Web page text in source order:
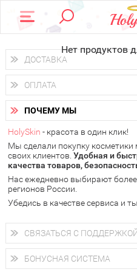
Нет продуктов
ДОСТАВКА
Доставка осуществляетсяпо
Вы можете выбрать доставку
получить заказ в пунктах
самовывоза.
В 20 городах России доставка
следующий день.
у Вас всегда есть
доставку от HolySkin.
подробнее об условиях
ОПЛАТА
Вы можете оплатить свой
наличными деньгами (
через интернет-банк
электронными способами.
ПОЧЕМУ МЫ
HolySkin - красота в один клик!
Мы сделали покупку
своих клиентов. Удобная и
качества товаров,
Нас ежедневно выбирают более
регионов России.
Убедись в качестве сервиса и
СВЯЗАТЬСЯ С
+7 (800) 707-24-55
Мы будем рады ответить на
магазина,
БОНУСНАЯ СИСТЕМА